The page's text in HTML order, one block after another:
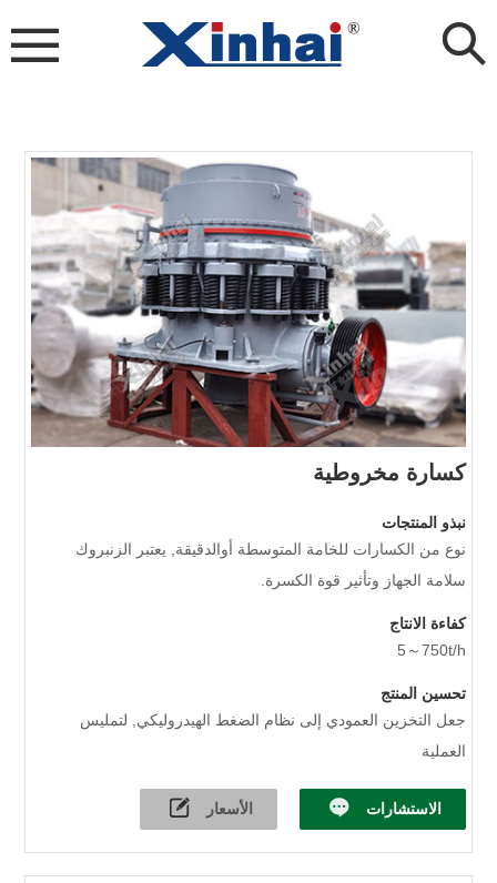
كسارة مخروطية
نبذو المنتجات
نوع من الكسارات للخامة المتوسطة أوالدقيقة, يعتبر الزنبروك
سلامة الجهاز وتأثير قوة الكسرة.
كفاءة الانتاج
5～750t/h
تحسين المنتج
جعل التخزين العمودي إلى نظام الضغط الهيدروليكي, لتمليس
العملية
الاستشارات الأسعار